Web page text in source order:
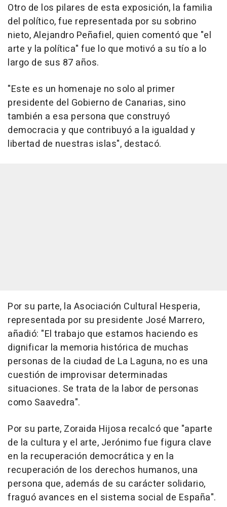
Otro de los pilares de esta exposición, la familia
del político, fue representada por su sobrino
nieto, Alejandro Peñafiel, quien comentó que "el
arte y la política" fue lo que motivó a su tío a lo
largo de sus 87 años.
"Este es un homenaje no solo al primer
presidente del Gobierno de Canarias, sino
también a esa persona que construyó
democracia y que contribuyó a la igualdad y
libertad de nuestras islas", destacó.
Por su parte, la Asociación Cultural Hesperia,
representada por su presidente José Marrero,
añadió: "El trabajo que estamos haciendo es
dignificar la memoria histórica de muchas
personas de la ciudad de La Laguna, no es una
cuestión de improvisar determinadas
situaciones. Se trata de la labor de personas
como Saavedra".
Por su parte, Zoraida Hijosa recalcó que "aparte
de la cultura y el arte, Jerónimo fue figura clave
en la recuperación democrática y en la
recuperación de los derechos humanos, una
persona que, además de su carácter solidario,
fraguó avances en el sistema social de España".